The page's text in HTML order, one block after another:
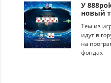
У
новый
Тем из
идут в
на
фондах